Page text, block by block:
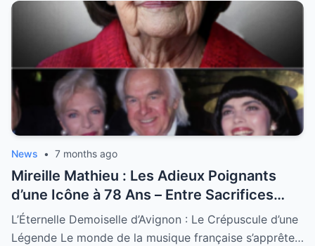
News • 7 months ago
Mireille Mathieu : Les Adieux Poignants
d’une Icône à 78 Ans – Entre Sacrifices
Amoureux et Destin Royal
L’Éternelle Demoiselle d’Avignon : Le Crépuscule d’une
Légende Le monde de la musique française s’apprête…